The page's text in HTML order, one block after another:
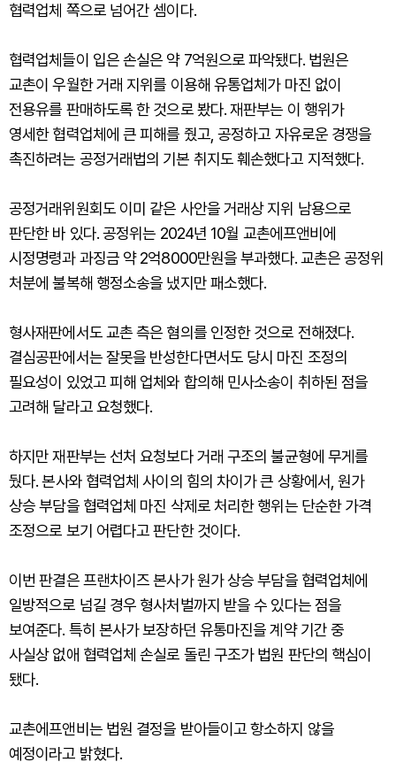
협력업체 쪽으로 넘어간 셈이다.
협력업체들이 입은 손실은 약 7억원으로 파악됐다. 법원은
교촌이 우월한 거래 지위를 이용해 유통업체가 마진 없이
전용유를 판매하도록 한 것으로 봤다. 재판부는 이 행위가
영세한 협력업체에 큰 피해를 줬고, 공정하고 자유로운 경쟁을
촉진하려는 공정거래법의 기본 취지도 훼손했다고 지적했다.
공정거래위원회도 이미 같은 사안을 거래상 지위 남용으로
판단한 바 있다. 공정위는 2024년 10월 교촌에프앤비에
시정명령과 과징금 약 2억8000만원을 부과했다. 교촌은 공정위
처분에 불복해 행정소송을 냈지만 패소했다.
형사재판에서도 교촌 측은 혐의를 인정한 것으로 전해졌다.
결심공판에서는 잘못을 반성한다면서도 당시 마진 조정의
필요성이 있었고 피해 업체와 합의해 민사소송이 취하된 점을
고려해 달라고 요청했다.
하지만 재판부는 선처 요청보다 거래 구조의 불균형에 무게를
뒀다. 본사와 협력업체 사이의 힘의 차이가 큰 상황에서, 원가
상승 부담을 협력업체 마진 삭제로 처리한 행위는 단순한 가격
조정으로 보기 어렵다고 판단한 것이다.
이번 판결은 프랜차이즈 본사가 원가 상승 부담을 협력업체에
일방적으로 넘길 경우 형사처벌까지 받을 수 있다는 점을
보여준다. 특히 본사가 보장하던 유통마진을 계약 기간 중
사실상 없애 협력업체 손실로 돌린 구조가 법원 판단의 핵심이
됐다.
교촌에프앤비는 법원 결정을 받아들이고 항소하지 않을
예정이라고 밝혔다.